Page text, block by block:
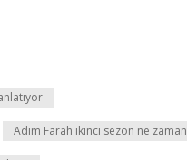
Adım Farah ikinci sezon ne zaman